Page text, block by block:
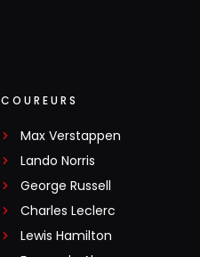
COUREURS
Max Verstappen
Lando Norris
George Russell
Charles Leclerc
Lewis Hamilton